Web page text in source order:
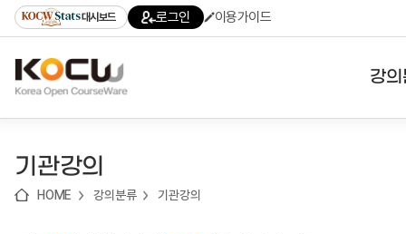
기
기
기
content)
가
대시보드 로그인 이용가이드
강
기관강의
HOME 강의분류 기관강의